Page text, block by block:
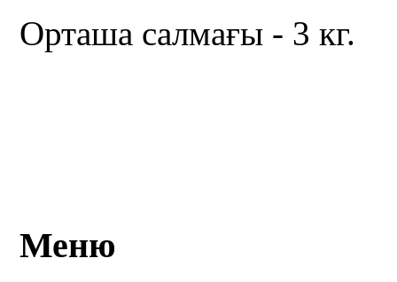
Орташа салмағы - 3 кг.
Меню